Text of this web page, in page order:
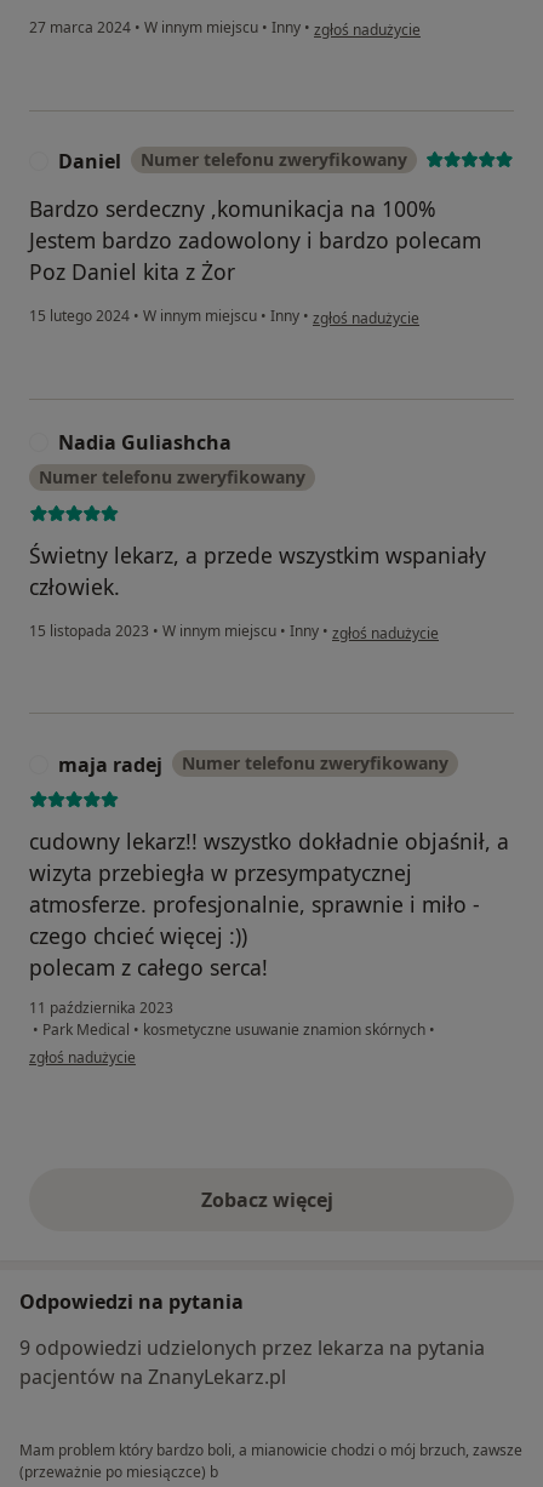
27 marca 2024 • W innym miejscu • Inny • w opinii użytkownika Mama Julki B.
zgłoś nadużycie
Daniel Numer telefonu zweryfikowany
Bardzo serdeczny ,komunikacja na 100%
Jestem bardzo zadowolony i bardzo polecam
Poz Daniel kita z Żor
15 lutego 2024 • W innym miejscu • Inny • w opinii użytkownika Daniel
zgłoś nadużycie
Nadia Guliashcha
Numer telefonu zweryfikowany
Świetny lekarz, a przede wszystkim wspaniały
człowiek.
15 listopada 2023 • W innym miejscu • Inny • w opinii użytkownika Nadia
zgłoś nadużycie
maja radej Numer telefonu zweryfikowany
cudowny lekarz!! wszystko dokładnie objaśnił, a
wizyta przebiegła w przesympatycznej
atmosferze. profesjonalnie, sprawnie i miło -
czego chcieć więcej :))
polecam z całego serca!
11 października 2023
• Park Medical • kosmetyczne usuwanie znamion skórnych •
w opinii użytkownika maja radej
zgłoś nadużycie
Zobacz więcejopinie powyżej
Odpowiedzi na pytania
9 odpowiedzi udzielonych przez lekarza na pytania
pacjentów na ZnanyLekarz.pl
Mam problem który bardzo boli, a mianowicie chodzi o mój brzuch, zawsze
(przeważnie po miesiączce) b